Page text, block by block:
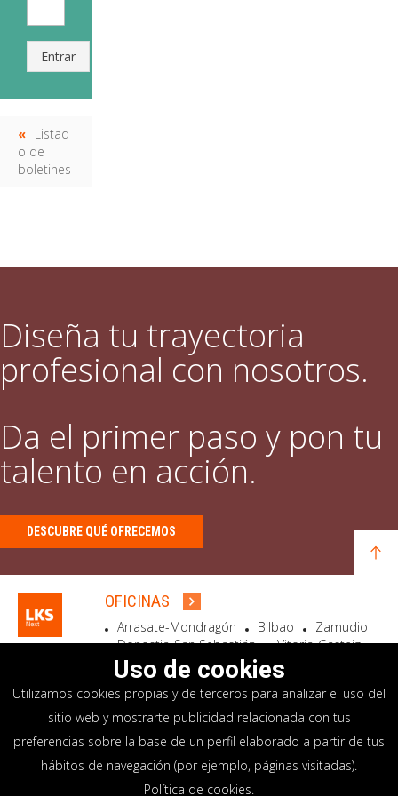
Entrar
Listad
o de
boletines
Diseña tu trayectoria
profesional con nosotros.
Da el primer paso y pon tu
talento en acción.
DESCUBRE QUÉ OFRECEMOS
OFICINAS
Arrasate-Mondragón Bilbao
Zamudio
Donostia-San Sebastián
Vitoria-Gasteiz
Madrid
El Astillero Bidart
SEDE SOCIAL
Goiru, 7 Arrasate-Mondragón
CP 20500 GIPUZKOA – SPAIN
+34 900 84 14 14
Uso de cookies
Utilizamos cookies propias y de terceros para analizar el uso del
sitio web y mostrarte publicidad relacionada con tus
preferencias sobre la base de un perfil elaborado a partir de tus
hábitos de navegación (por ejemplo, páginas visitadas).
Política de cookies.